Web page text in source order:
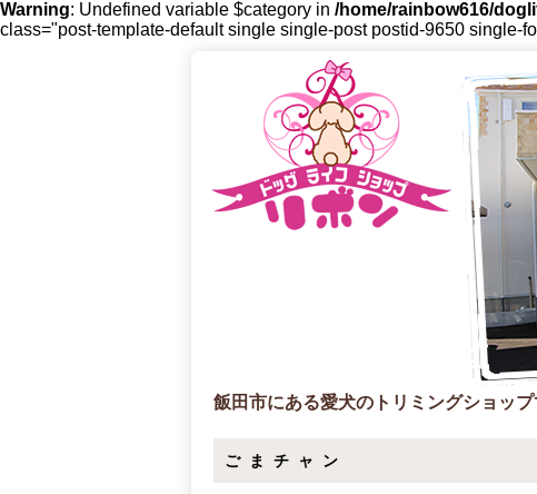
Warning: Undefined variable $category in /home/rainbow616/
class="post-template-default single single-post postid-9650 single-
飯田市にある愛犬のトリミングショッ
ごまチャン